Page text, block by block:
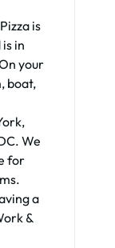
is
in
your
boat,
We
for
a
&